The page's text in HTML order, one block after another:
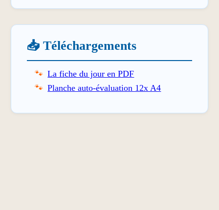
📥 Téléchargements
La fiche du jour en PDF
Planche auto-évaluation 12x A4